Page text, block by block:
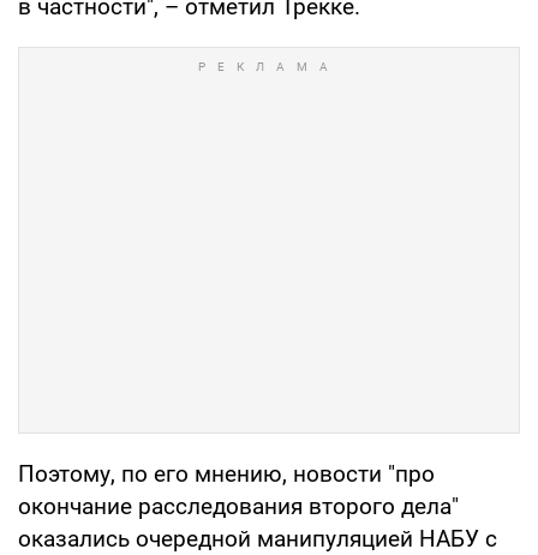
в частности", – отметил Трекке.
Поэтому, по его мнению, новости "про
окончание расследования второго дела"
оказались очередной манипуляцией НАБУ с